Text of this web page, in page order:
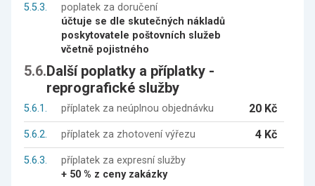
5.5.3.
poplatek za doručení
účtuje se dle skutečných nákladů
poskytovatele poštovních služeb
včetně pojistného
5.6.Další poplatky a příplatky -
reprografické služby
5.6.1. příplatek za neúplnou objednávku 20 Kč
5.6.2. příplatek za zhotovení výřezu 4 Kč
5.6.3.
příplatek za expresní služby
+ 50 % z ceny zakázky